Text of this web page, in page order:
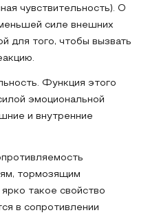
чувствительность). О
силе внешних
для того, чтобы вызвать
Функция этого
эмоциональной
и внутренние
тормозящим
такое свойство
в сопротивлении